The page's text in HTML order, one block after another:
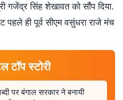
गजेंद्र सिंह शेखावत को सौंप दिया.
ही पूर्व सीएम वसुंधरा राजे मंच
टॉप स्टोरी
पर बंगाल सरकार ने बनायी